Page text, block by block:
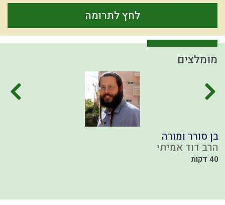
לחץ לתרומה
מומלצים
בן סורר ומורה
הרב דוד אמיתי
40 דקות